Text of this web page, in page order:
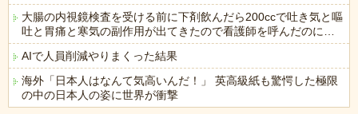
大腸の内視鏡検査を受ける前に下剤飲んだら200ccで吐き気と嘔
吐と胃痛と寒気の副作用が出てきたので看護師を呼んだのに…
AIで人員削減やりまくった結果
海外「日本人はなんて気高いんだ！」 英高級紙も驚愕した極限
の中の日本人の姿に世界が衝撃